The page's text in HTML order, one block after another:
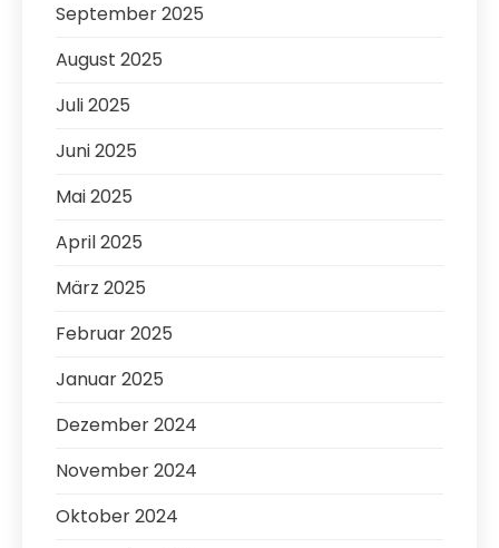
September 2025
August 2025
Juli 2025
Juni 2025
Mai 2025
April 2025
März 2025
Februar 2025
Januar 2025
Dezember 2024
November 2024
Oktober 2024